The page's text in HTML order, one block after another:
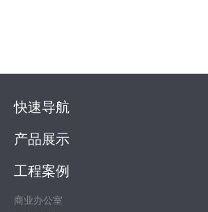
快速导航
产品展示
工程案例
商业办公室